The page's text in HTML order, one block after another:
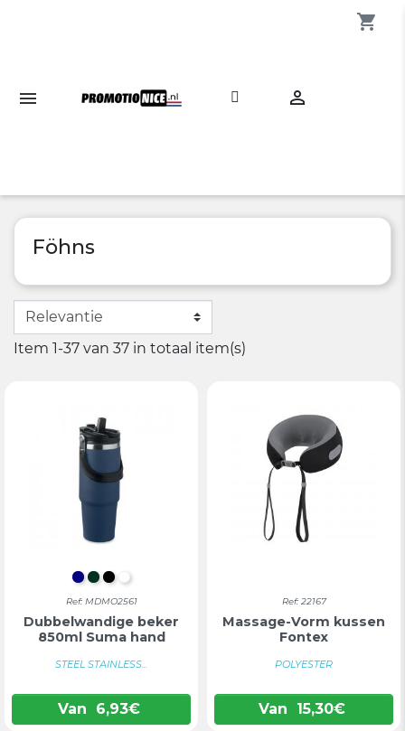

shopping_cart
Föhns
Item 1-37 van 37 in totaal item(s)
DONKERBLAUW
DONKERGROEN
ZWART
WIT
Ref: MDMO2561
Dubbelwandige beker
850ml Suma hand
STEEL STAINLESS...
Van 6,93€
Ref: 22167
Massage-Vorm kussen
Fontex
POLYESTER
Van 15,30€